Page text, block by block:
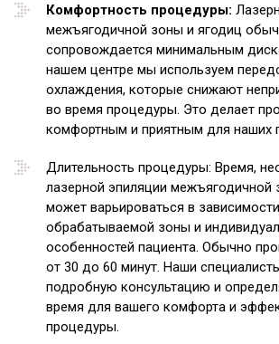
Комфортность процедуры:
межъягодичной зоны и ягодиц
сопровождается минимальным
нашем центре мы используем
охлаждения, которые снижают
во время процедуры. Это делает
комфортным и приятным для наших
Длительность процедуры: Время,
лазерной эпиляции межъягодичной
может варьироваться в
обрабатываемой зоны и
особенностей пациента. Обычно
от 30 до 60 минут. Наши
подробную консультацию и
время для вашего комфорта и
процедуры.